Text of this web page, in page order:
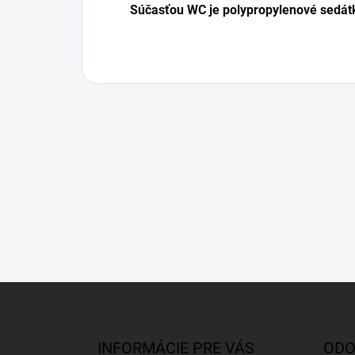
Súčasťou WC je polypropylenové
INFORMÁCIE PRE VÁS